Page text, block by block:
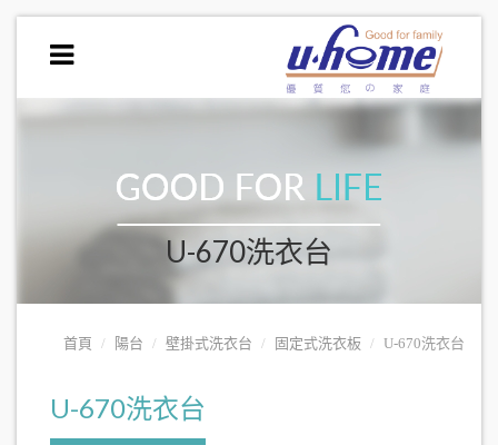
U-670洗衣台
首頁 陽台 壁掛式洗衣台 固定式洗衣板 U-670洗衣台
U-670洗衣台